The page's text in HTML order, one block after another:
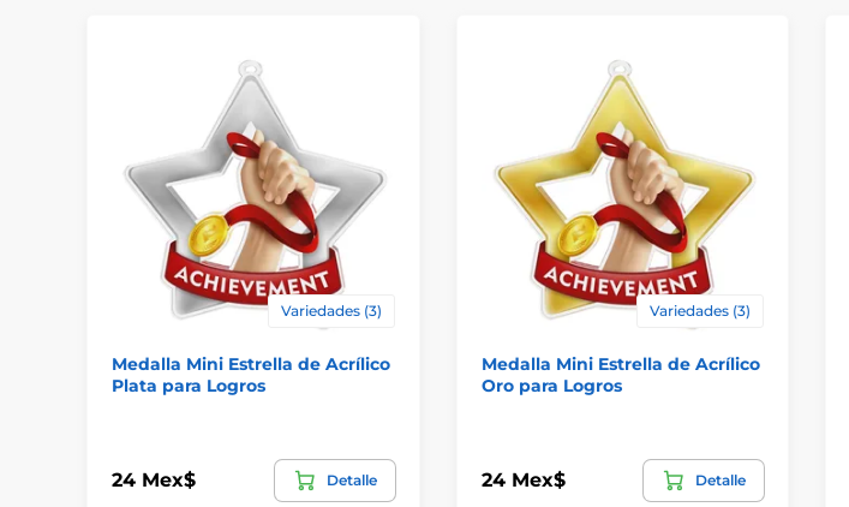
Variedades (3)
Medalla Mini Estrella de Acrílico
Plata para Logros
24 Mex$ Detalle
Variedades (3)
Medalla Mini Estrella de Acrílico
Oro para Logros
24 Mex$ Detalle